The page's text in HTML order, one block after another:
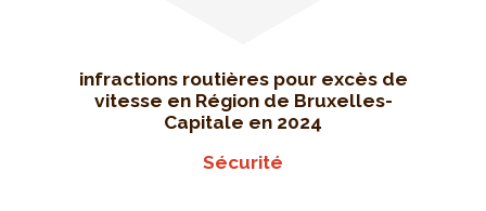
infractions routières pour excès de
vitesse en Région de Bruxelles-
Capitale en 2024
Sécurité